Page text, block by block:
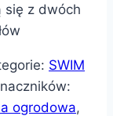
się z dwóch
SWIM
ogrodowa,